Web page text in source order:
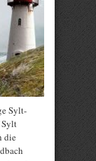
Sylt-
Sylt
die